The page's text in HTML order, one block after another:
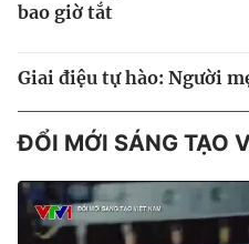
bao giờ tắt
Giai điệu tự hào: Người
ĐỔI MỚI SÁNG TẠO